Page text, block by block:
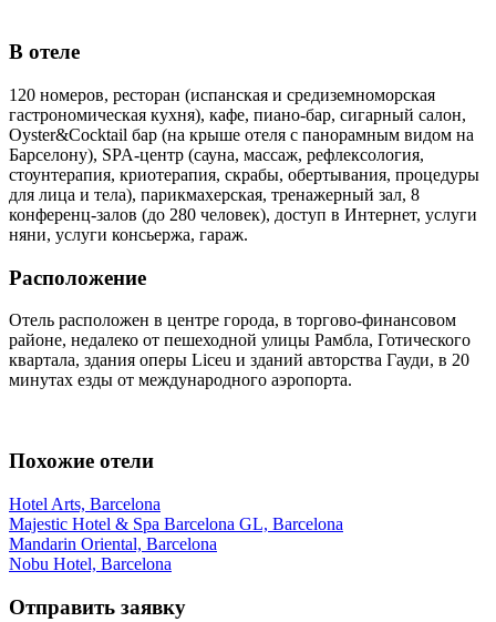
В отеле
120 номеров, ресторан (испанская и средиземноморская
гастрономическая кухня), кафе, пиано-бар, сигарный салон,
Oyster&Cocktail бар (на крыше отеля с панорамным видом на
Барселону), SPA-центр (сауна, массаж, рефлексология,
стоунтерапия, криотерапия, скрабы, обертывания, процедуры
для лица и тела), парикмахерская, тренажерный зал, 8
конференц-залов (до 280 человек), доступ в Интернет, услуги
няни, услуги консьержа, гараж.
Расположение
Отель расположен в центре города, в торгово-финансовом
районе, недалеко от пешеходной улицы Рамбла, Готического
квартала, здания оперы Liceu и зданий авторства Гауди, в 20
минутах езды от международного аэропорта.
Похожие отели
Hotel Arts, Barcelona
Majestic Hotel & Spa Barcelona GL, Barcelona
Mandarin Oriental, Barcelona
Nobu Hotel, Barcelona
Отправить заявку